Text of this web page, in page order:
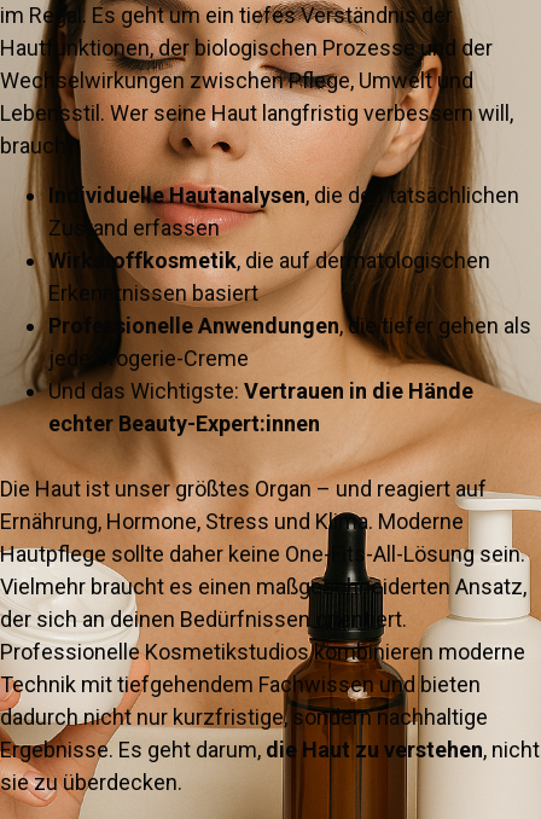
im Regal. Es geht um ein tiefes Verständnis der
Hautfunktionen, der biologischen Prozesse und der
Wechselwirkungen zwischen Pflege, Umwelt und
Lebensstil. Wer seine Haut langfristig verbessern will,
braucht:
Individuelle Hautanalysen, die den tatsächlichen
Zustand erfassen
Wirkstoffkosmetik, die auf dermatologischen
Erkenntnissen basiert
Professionelle Anwendungen, die tiefer gehen als
jede Drogerie-Creme
Und das Wichtigste: Vertrauen in die Hände
echter Beauty-Expert:innen
Die Haut ist unser größtes Organ – und reagiert auf
Ernährung, Hormone, Stress und Klima. Moderne
Hautpflege sollte daher keine One-Fits-All-Lösung sein.
Vielmehr braucht es einen maßgeschneiderten Ansatz,
der sich an deinen Bedürfnissen orientiert.
Professionelle Kosmetikstudios kombinieren moderne
Technik mit tiefgehendem Fachwissen und bieten
dadurch nicht nur kurzfristige, sondern nachhaltige
Ergebnisse. Es geht darum, die Haut zu verstehen, nicht
sie zu überdecken.